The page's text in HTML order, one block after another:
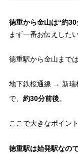
徳重から金山は“約
まず一番お伝えした
徳重駅から金山までは
地下鉄桜通線 → 新
で、 約30分前後。
ここで大きなポイン
徳重駅は始発駅なの